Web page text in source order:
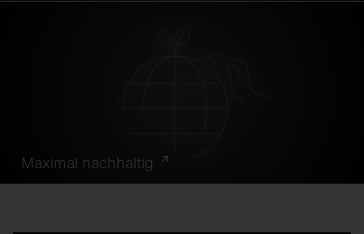
Maximal nachhaltig